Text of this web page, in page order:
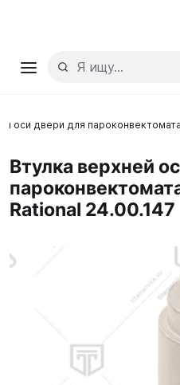
оси двери для
Втулка верхней
Rational 24.00.147